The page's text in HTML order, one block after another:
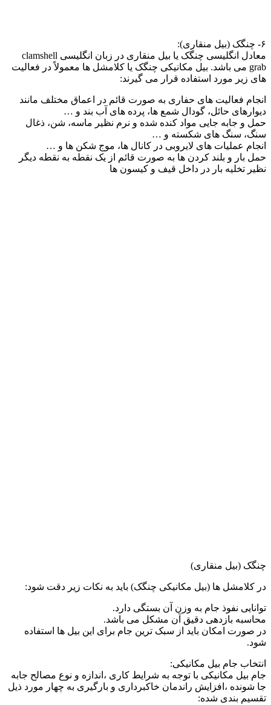
۶- چنگک (بیل منقاری):
معادل انگلیسی چنگک یا بیل منقاری در زبان انگلیسی clamshell
grab می باشد. بیل مکانیکی چنگک یا کلامشل ها معمولاً در فعالیت
های زیر مورد استفاده قرار می گیرند:
انجام فعالیت های حفاری به صورت قائم در اعماق مختلف مانند
دیوارهای حائل، گودال شمع ها، پرده های آب بند و …
حمل و جابه جایی مواد کنده شده و نرم نظیر ماسه، شن، ذغال
سنگ، سنگ های شکسته و …
انجام عملیات های لایروبی در کانال ها، موج شکن ها و …
حمل بار و بلند کردن ها به صورت قائم از یک نقطه به نقطه دیگر
نظیر تخلیه بار در داخل قیف و کیسون ها
چنگک (بیل منقاری)
در کلامشل ها (بیل مکانیکی چنگک) باید به نکات زیر دقت شود:
توانایی نفوذ جام به وزن آن بستگی دارد.
محاسبه بازدهی دقیق آن مشکل می باشد.
در صورت امکان باید از سبک ترین جام برای این بیل ها استفاده
شود.
انتخاب جام بیل مکانیکی:
جام بیل مکانیکی با توجه به شرایط کاری ،اندازه و نوع مصالح جابه
جا شونده ،افزایش راندمان خاکبرداری و بارگیری به چهار مورد ذیل
تقسیم بندی شده: